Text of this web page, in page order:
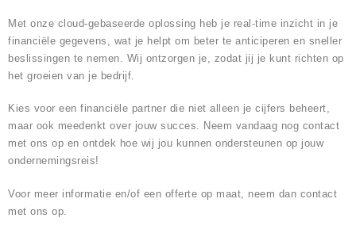
Met onze cloud-gebaseerde oplossing heb je real-time inzicht in je
financiële gegevens, wat je helpt om beter te anticiperen en sneller
beslissingen te nemen. Wij ontzorgen je, zodat jij je kunt richten op
het groeien van je bedrijf.
Kies voor een financiële partner die niet alleen je cijfers beheert,
maar ook meedenkt over jouw succes. Neem vandaag nog contact
met ons op en ontdek hoe wij jou kunnen ondersteunen op jouw
ondernemingsreis!
Voor meer informatie en/of een offerte op maat, neem dan contact
met ons op.